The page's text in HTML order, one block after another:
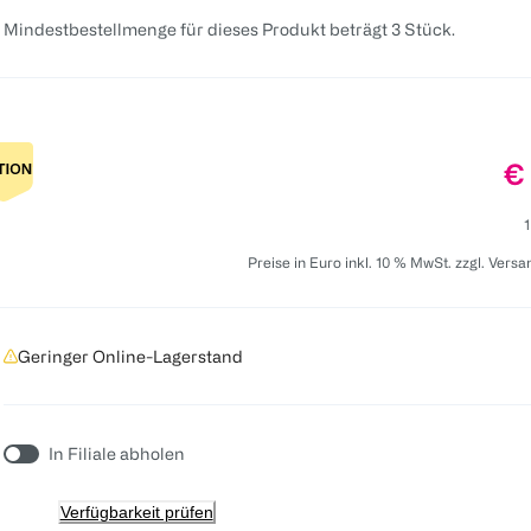
Mindestbestellmenge für dieses Produkt beträgt 3 Stück.
€
Preise in Euro inkl. 10 % MwSt. zzgl.
Geringer Online-Lagerstand
In Filiale abholen
Verfügbarkeit prüfen